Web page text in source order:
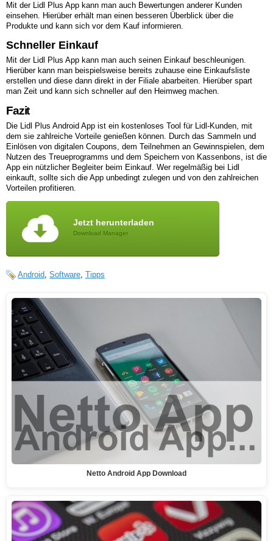
Mit der Lidl Plus App kann man auch Bewertungen anderer Kunden
einsehen. Hierüber erhält man einen besseren Überblick über die
Produkte und kann sich vor dem Kauf informieren.
Schneller Einkauf
Mit der Lidl Plus App kann man auch seinen Einkauf beschleunigen.
Hierüber kann man beispielsweise bereits zuhause eine Einkaufsliste
erstellen und diese dann direkt in der Filiale abarbeiten. Hierüber spart
man Zeit und kann sich schneller auf den Heimweg machen.
Fazit
Die Lidl Plus Android App ist ein kostenloses Tool für Lidl-Kunden, mit
dem sie zahlreiche Vorteile genießen können. Durch das Sammeln und
Einlösen von digitalen Coupons, dem Teilnehmen an Gewinnspielen, dem
Nutzen des Treueprogramms und dem Speichern von Kassenbons, ist die
App ein nützlicher Begleiter beim Einkauf. Wer regelmäßig bei Lidl
einkauft, sollte sich die App unbedingt zulegen und von den zahlreichen
Vorteilen profitieren.
Jetzt herunterladen
Download Manager
Android Software Tipps
Netto Android App Download